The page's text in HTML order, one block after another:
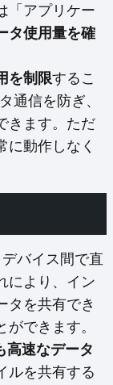
「アプリケー
タ使用量を確
を制限するこ
通信を防ぎ、
きます。ただ
に動作しなく
バイス間で直
により、イン
タを共有でき
できます。
速なデータ
ルを共有する